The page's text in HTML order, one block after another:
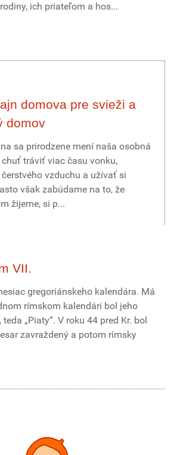
ich priateľom a hos...
domova pre svieži a
domov
sa prirodzene mení naša osobná
tráviť viac času vonku,
vzduchu a užívať si
však zabúdame na to, že
žijeme, si p...
VII.
gregoriánskeho kalendára. Má
rímskom kalendári bol jeho
„Piaty“. V roku 44 pred Kr. bol
zavraždený a potom rímsky